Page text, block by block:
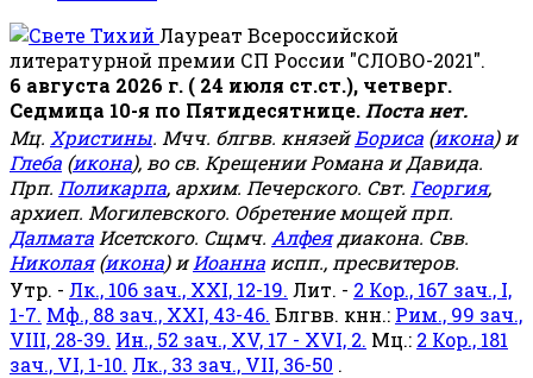
Лауреат Всероссийской
литературной премии СП России "СЛОВО-2021".
6 августа 2026 г. ( 24 июля ст.ст.), четверг.
Седмица 10-я по Пятидесятнице. Поста нет.
Мц. Христины. Мчч. блгвв. князейБориса (икона) и
Глеба (икона), во св. Крещении Романа и Давида.
Прп. Поликарпа, архим. Печерского. Свт. Георгия,
архиеп. Могилевского. Обретение мощей прп.
Далмата Исетского. Сщмч. Алфеядиакона. Свв.
Николая(икона) иИоанна испп., пресвитеров.
Утр. - Лк., 106 зач., XXI, 12-19. Лит. - 2 Кор., 167 зач., I,
1-7. Мф., 88 зач., XXI, 43-46. Блгвв. кнн.: Рим., 99 зач.,
VIII, 28-39. Ин., 52 зач., XV, 17 - XVI, 2. Мц.: 2 Кор., 181
зач., VI, 1-10. Лк., 33 зач., VII, 36-50 .